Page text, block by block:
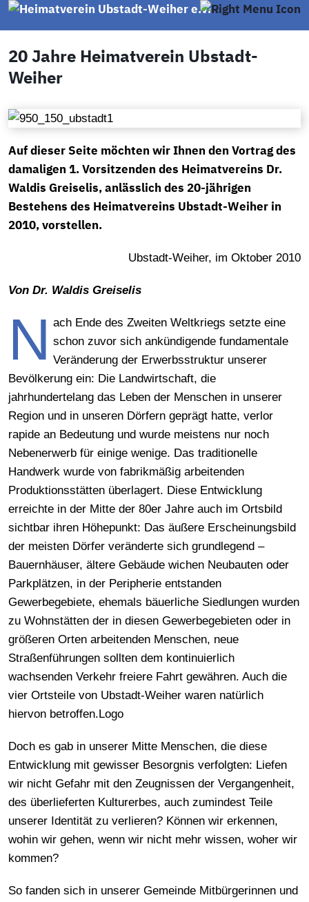
20 Jahre Heimatverein Ubstadt-
Weiher
Auf dieser Seite möchten wir Ihnen den Vortrag des
damaligen 1. Vorsitzenden des Heimatvereins Dr.
Waldis Greiselis, anlässlich des 20-jährigen
Bestehens des Heimatvereins Ubstadt-Weiher in
2010, vorstellen.
Ubstadt-Weiher, im Oktober 2010
Von Dr. Waldis Greiselis
N ach Ende des Zweiten Weltkriegs setzte eine
schon zuvor sich ankündigende fundamentale
Veränderung der Erwerbsstruktur unserer
Bevölkerung ein: Die Landwirtschaft, die
jahrhundertelang das Leben der Menschen in unserer
Region und in unseren Dörfern geprägt hatte, verlor
rapide an Bedeutung und wurde meistens nur noch
Nebenerwerb für einige wenige. Das traditionelle
Handwerk wurde von fabrikmäßig arbeitenden
Produktionsstätten überlagert. Diese Entwicklung
erreichte in der Mitte der 80er Jahre auch im Ortsbild
sichtbar ihren Höhepunkt: Das äußere Erscheinungsbild
der meisten Dörfer veränderte sich grundlegend –
Bauernhäuser, ältere Gebäude wichen Neubauten oder
Parkplätzen, in der Peripherie entstanden
Gewerbegebiete, ehemals bäuerliche Siedlungen wurden
zu Wohnstätten der in diesen Gewerbegebieten oder in
größeren Orten arbeitenden Menschen, neue
Straßenführungen sollten dem kontinuierlich
wachsenden Verkehr freiere Fahrt gewähren. Auch die
vier Ortsteile von Ubstadt-Weiher waren natürlich
hiervon betroffen.Logo
Doch es gab in unserer Mitte Menschen, die diese
Entwicklung mit gewisser Besorgnis verfolgten: Liefen
wir nicht Gefahr mit den Zeugnissen der Vergangenheit,
des überlieferten Kulturerbes, auch zumindest Teile
unserer Identität zu verlieren? Können wir erkennen,
wohin wir gehen, wenn wir nicht mehr wissen, woher wir
kommen?
So fanden sich in unserer Gemeinde Mitbürgerinnen und